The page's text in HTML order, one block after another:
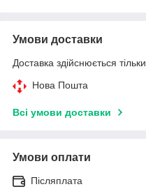
Умови доставки
Доставка здійснюється
Нова Пошта
Всі умови доставки
Умови оплати
Післяплата